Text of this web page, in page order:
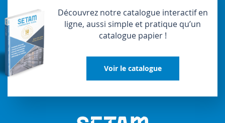
Découvrez notre catalogue interactif en
ligne, aussi simple et pratique qu’un
catalogue papier !
Voir le catalogue